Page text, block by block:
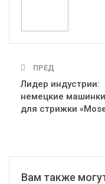
ПРЕД
Лидер индустрии:
немецкие машинки
для стрижки
Вам также